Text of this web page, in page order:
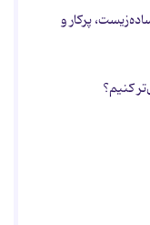
پرکار و